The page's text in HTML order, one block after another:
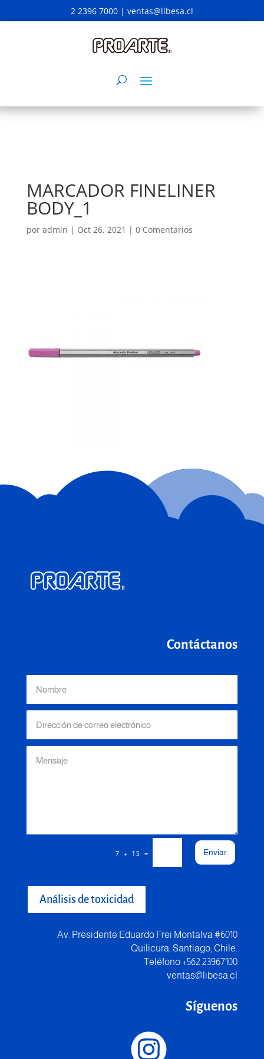
2 2396 7000 | ventas@libesa.cl
MARCADOR FINELINER
BODY_1
por admin | Oct 26, 2021 | 0 Comentarios
Contáctanos
7 + 15 = Enviar
Análisis de toxicidad
Av. Presidente Eduardo Frei Montalva #6010
Quilicura, Santiago, Chile.
Teléfono +562 23967100
ventas@libesa.cl
Síguenos